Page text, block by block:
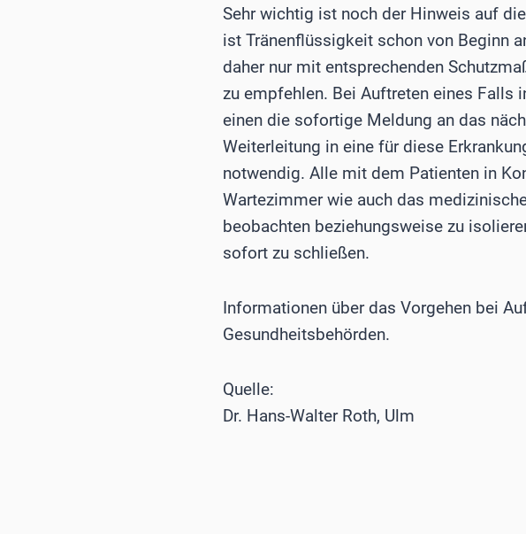
Sehr wichtig ist noch der Hinweis auf
ist Tränenflüssigkeit schon von Beginn
daher nur mit entsprechenden
zu empfehlen. Bei Auftreten eines Falls
einen die sofortige Meldung an das
Weiterleitung in eine für diese
notwendig. Alle mit dem Patienten in
Wartezimmer wie auch das
beobachten beziehungsweise zu
sofort zu schließen.
Informationen über das Vorgehen bei
Gesundheitsbehörden.
Quelle:
Dr. Hans-Walter Roth, Ulm